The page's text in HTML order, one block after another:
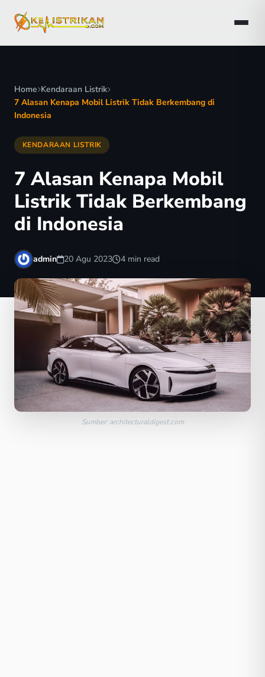
Home Kendaraan Listrik
7 Alasan Kenapa Mobil Listrik Tidak Berkembang di
Indonesia
KENDARAAN LISTRIK
7 Alasan Kenapa Mobil
Listrik Tidak Berkembang
di Indonesia
admin 20 Agu 2023 4 min read
Sumber: architecturaldigest.com